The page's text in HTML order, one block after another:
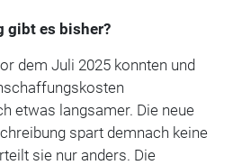
gibt es bisher?
dem Juli 2025 konnten und
etwas langsamer. Die neue
spart demnach keine
sie nur anders. Die